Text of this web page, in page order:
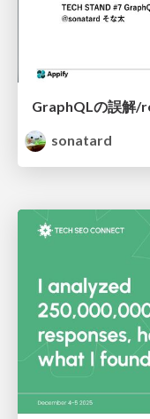
GraphQLの誤解/
sonatard